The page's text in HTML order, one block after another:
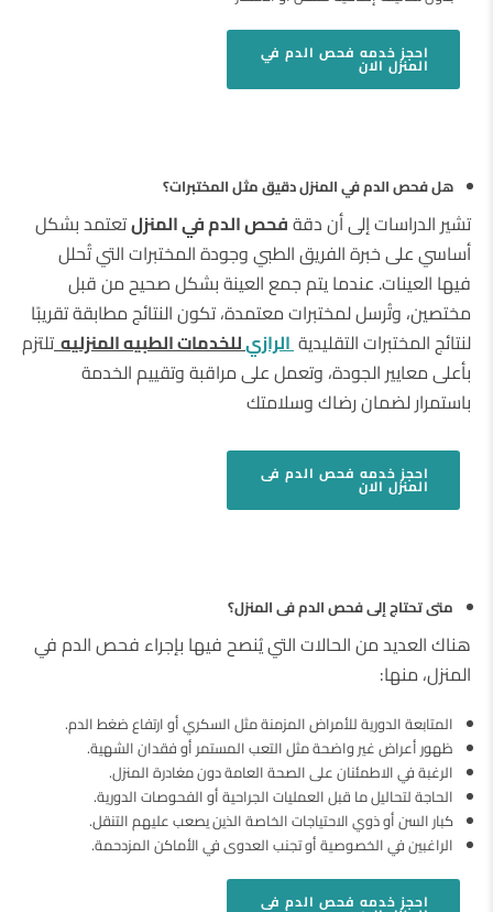
احجز خدمه فحص الدم في
المنزلالان
هل فحص الدم في المنزل دقيق مثل المختبرات؟
تشير الدراسات إلى أن دقةفحص الدم في المنزلتعتمد بشكل
أساسي على خبرة الفريق الطبي وجودة المختبرات التي تُحلل
فيها العينات. عندما يتم جمع العينة بشكل صحيح من قبل
مختصين، وتُرسل لمختبرات معتمدة، تكون النتائج مطابقة تقريبًا
لنتائج المختبرات التقليديةالرازيللخدمات الطبيه المنزليهتلتزم
بأعلى معايير الجودة، وتعمل على مراقبة وتقييم الخدمة
باستمرار لضمان رضاك وسلامتك
احجز خدمه فحص الدم فى
المنزلالان
متى تحتاج إلى فحص الدم فى المنزل؟
هناك العديد من الحالات التي يُنصح فيها بإجراء فحص الدم في
المنزل، منها:
المتابعة الدورية للأمراض المزمنة مثل السكري أو ارتفاع ضغط الدم.
ظهور أعراض غير واضحة مثل التعب المستمر أو فقدان الشهية.
الرغبة في الاطمئنان على الصحة العامة دون مغادرة المنزل.
الحاجة لتحاليل ما قبل العمليات الجراحية أو الفحوصات الدورية.
كبار السن أو ذوي الاحتياجات الخاصة الذين يصعب عليهم التنقل.
الراغبين في الخصوصية أو تجنب العدوى في الأماكن المزدحمة.
احجز خدمه فحص الدم فى